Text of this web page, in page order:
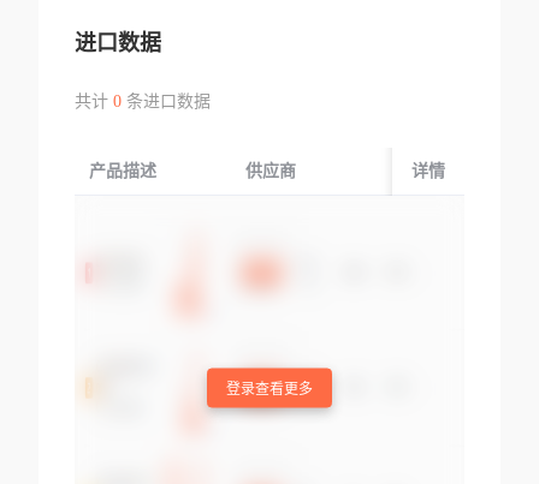
进口数据
共计 0条进口数据
产品描述 供应商 起运国/地区
详情
登录查看更多